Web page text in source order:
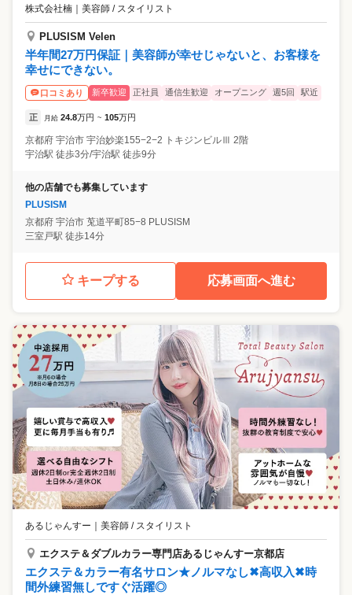
株式会社楠 美容師 / スタイリスト
PLUSISM Velen
半年間27万円保証｜美容師が幸せじゃないと、お客様を
幸せにできない。
口コミあり 新卒歓迎 正社員 通信生歓迎 オープニング 週5回 駅近
正 月給 24.8万円 ~ 105万円
京都府 宇治市 宇治妙楽155−2−2 トキジンビルⅢ 2階
宇治駅 徒歩3分/宇治駅 徒歩9分
他の店舗でも募集しています
PLUSISM
京都府 宇治市 莵道平町85−8 PLUSISM
三室戸駅 徒歩14分
キープする 応募画面へ進む
あるじゃんすー 美容師 / スタイリスト
エクステ＆ダブルカラー専門店あるじゃんすー京都店
エクステ＆カラー有名サロン★ノルマなし✖高収入✖時
間外練習無しですぐ活躍◎